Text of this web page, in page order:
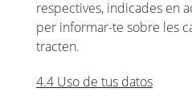
respectives, indicades en
per informar-te sobre les
tracten.
4.4 Uso de tus datos